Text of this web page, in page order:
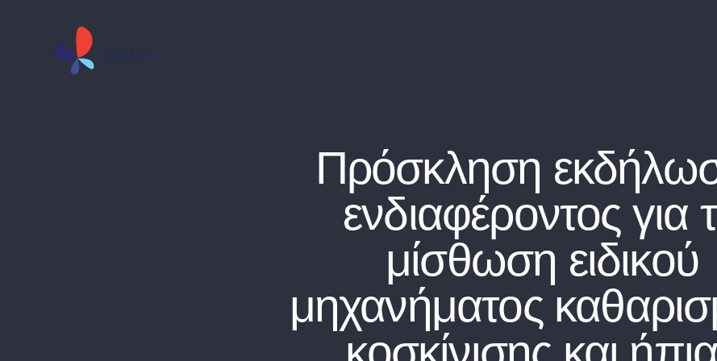
Πρόσκληση
ενδιαφέροντος για
μίσθωση ειδικού
μηχανήματος